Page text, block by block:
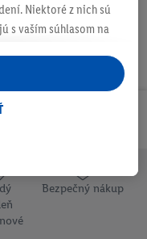
Bezpečný nákup
Niektoré z nich sú
s vaším súhlasom na
aj mimo nich. Ak
účely sa spracúvajú
sa prihlásite do svojho
z e-mailovej adresy,
v službách
vám